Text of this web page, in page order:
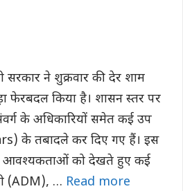
सरकार ने शुक्रवार की देर शाम
फेरबदल किया है। शासन स्तर पर
संवर्ग के अधिकारियों समेत कई उप
के तबादले कर दिए गए हैं। इस
आवश्यकताओं को देखते हुए कई
(ADM), … Read more